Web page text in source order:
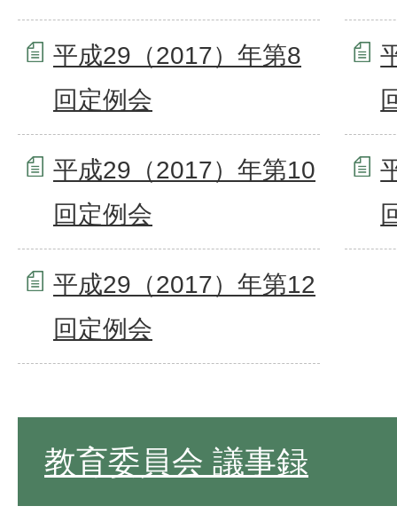
平成29（2017）年第8
回定例会
平成29（2017）年第10
回定例会
平成29（2017）年第12
回定例会
教育委員会 議事録